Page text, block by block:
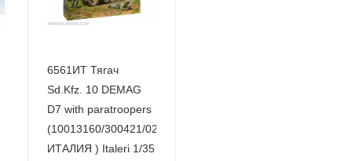
6561ИТ Тягач
Sd.Kfz. 10 DEMAG
D7 with paratroopers
(10013160/300421/0255806,
ИТАЛИЯ ) Italeri 1/35